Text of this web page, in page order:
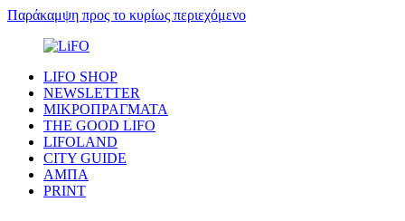
Παράκαμψη προς το κυρίως περιεχόμενο
LIFO SHOP
NEWSLETTER
ΜΙΚΡΟΠΡΑΓΜΑΤΑ
THE GOOD LIFO
LIFOLAND
CITY GUIDE
ΑΜΠΑ
PRINT